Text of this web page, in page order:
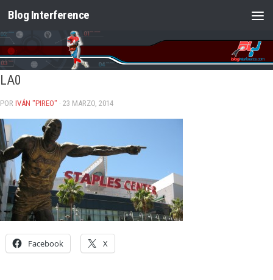
Saltar al contenido
Blog Interference
LA0
POR IVÁN "PIREO" · 23 MARZO, 2014
Facebook X